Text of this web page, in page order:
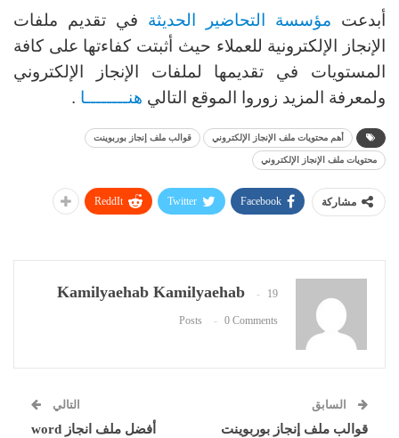
أبدعت مؤسسة التحاضير الحديثة في تقديم ملفات
الإنجاز الإلكترونية للعملاء حيث أثبتت كفاءتها على كافة
المستويات في تقديمها لملفات الإنجاز الإلكتروني
ولمعرفة المزيد زوروا الموقع التالي هنــــــــا .
أهم محتويات ملف الإنجاز الإلكتروني قوالب ملف إنجاز بوربوينت
محتويات ملف الإنجاز الإلكتروني
مشاركة Facebook
Twitter
ReddIt
Kamilyaehab Kamilyaehab 19
Posts 0 Comments
السابق
قوالب ملف إنجاز بوربوينت
التالي
أفضل ملف انجاز word